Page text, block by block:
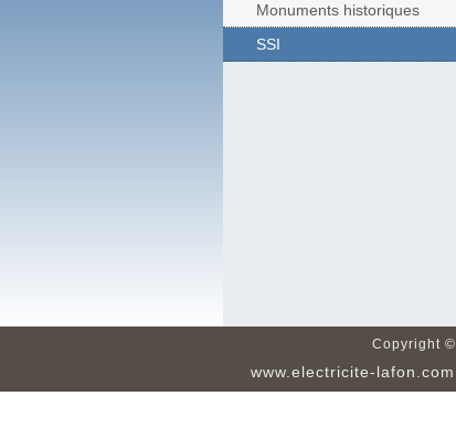
Monuments historiques
SSI
Copyright ©
www.electricite-lafon.com